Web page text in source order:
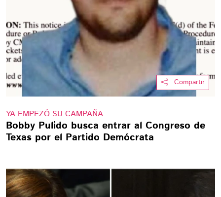
Compartir
YA EMPEZÓ SU CAMPAÑA
Bobby Pulido busca entrar al Congreso de
Texas por el Partido Demócrata